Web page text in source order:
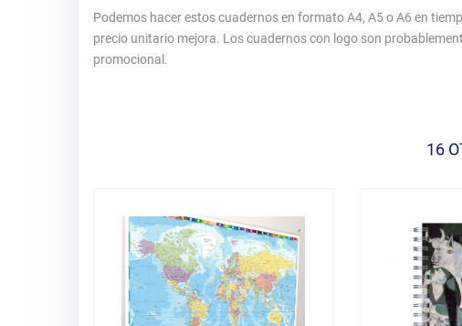
Podemos hacer estos cuadernos en formato A4, A5 o A6 en
precio unitario mejora. Los cuadernos con logo son
promocional.
16